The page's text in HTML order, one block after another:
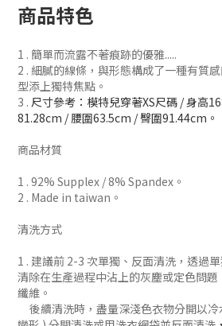
商品特色
1 . 簡單而流露不著痕跡的優雅.....
2 . 細膩的線條，與形態構成了一種有質
型添上獨特焦點 。
3 . 尺寸參考：模特兒穿著XS尺碼 / 身高
81.28cm / 腰圍63.5cm / 臀圍91.44cm。
商品材質
1 . 92% Supplex / 8% Spandex。
2 . Made in taiwan。
清洗方式
1 . 建議前 2-3 次單獨、反面清洗 ， 透過
清除在生產過程中沾上的灰塵或定色問題
纖維。
後續清洗時 ，盡量深淺色衣物分開以冷